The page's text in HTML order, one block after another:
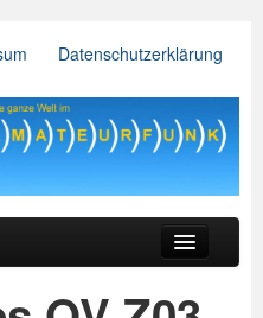
Datenschutzerklärung